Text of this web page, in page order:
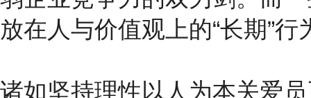
放在人与价值观上的“长期”
诸如坚持理性以人为本关爱